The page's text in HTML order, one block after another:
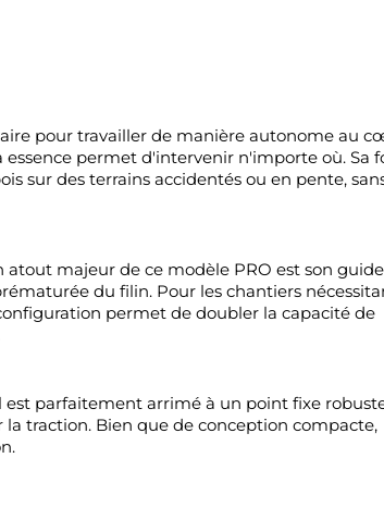
pour travailler de manière autonome au
permet d'intervenir n'importe où. Sa
sur des terrains accidentés ou en pente,
majeur de ce modèle PRO est son
du filin. Pour les chantiers
permet de doubler la capacité de
est parfaitement arrimé à un point fixe
traction. Bien que de conception compacte,